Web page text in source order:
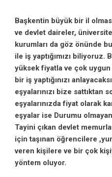
Başkentin büyük bir il
ve devlet daireler,
kurumları da göz önünde
ile iş yaptığımızı biliyoruz.
yüksek fiyatla ve çok
bir iş yaptığınızı
eşyalarınızı bize sattıktan
eşyalarınızda fiyat olarak
eşyalar ise Durumu
Tayini çıkan devlet
için taşınan öğrencilere
veren kişilere ve bir çok
yöntem oluyor.